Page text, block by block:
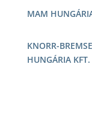
MAM
KNORR-
HUNGÁRIA KFT.